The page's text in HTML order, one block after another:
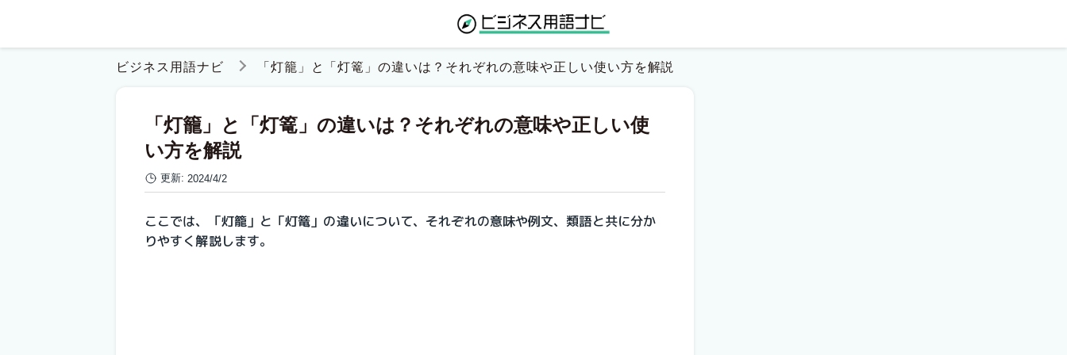
ビジネス用語ナビ 「灯籠」と「灯篭」の違いは？それぞれの意味や正しい使い方を解説
「灯籠」と「灯篭」の違いは？それぞれの意味や正しい使
い方を解説
更新: 2024/4/2
ここでは、「灯籠」と「灯篭」の違いについて、それぞれの意味や例文、類語と共に分か
りやすく解説します。